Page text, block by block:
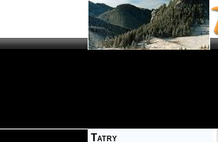
Tatry